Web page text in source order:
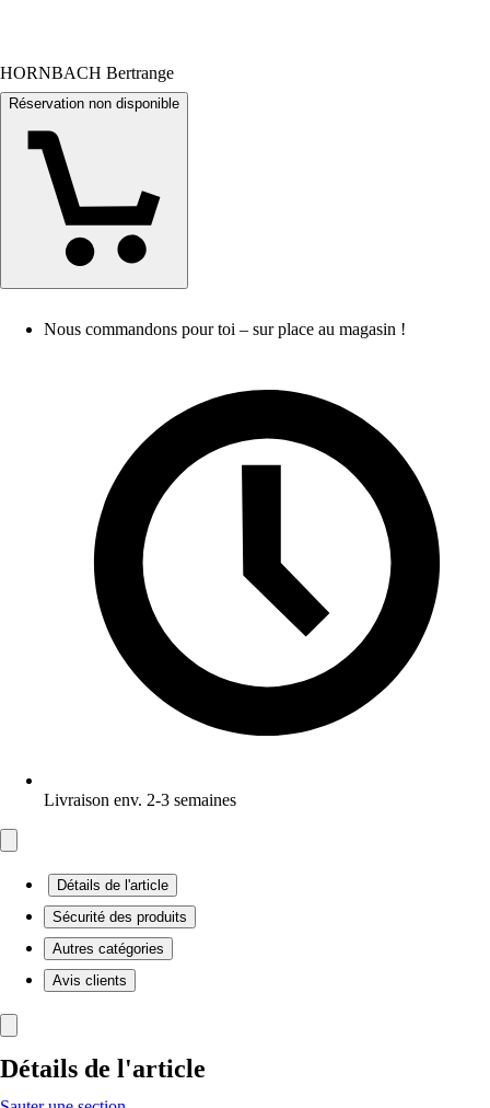
HORNBACH Bertrange
Réservation non disponible
Nous commandons pour toi – sur place au magasin !
Livraison env. 2-3 semaines
Détails de l'article
Sécurité des produits
Autres catégories
Avis clients
Détails de l'article